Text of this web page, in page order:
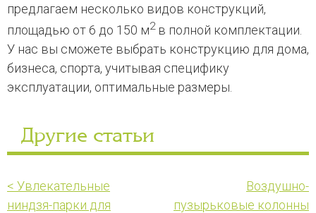
предлагаем несколько видов конструкций,
площадью от 6 до 150 м2в полной комплектации.
У нас вы сможете выбрать конструкцию для дома,
бизнеса, спорта, учитывая специфику
эксплуатации, оптимальные размеры.
Другие статьи
< Увлекательные
ниндзя-парки для
Воздушно-
пузырьковые колонны